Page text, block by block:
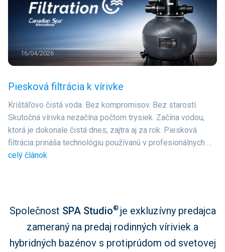
16/04/2026
Piesková filtrácia k vírivke
Krištáľovo čistá voda. Bez kompromisov. Bez starostí.
Skutočná vírivka nezačína počtom trysiek. Začína vodou,
ktorá je dokonale čistá dnes, zajtra aj za rok. Piesková
filtrácia prináša technológiu používanú v profesionálnych …
celý článok
Společnost SPA Studio® je exkluzívny predajca
zameraný na predaj rodinných víriviek a
hybridných bazénov s protiprúdom od svetovej